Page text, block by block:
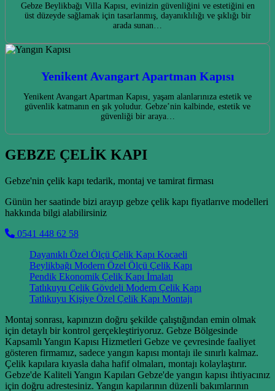
Gebze Beylikbağı Villa Kapısı, evinizin güvenliğini ve estetiğini en
üst düzeyde sağlamak için tasarlanmış, dayanıklılığı ve şıklığı bir
arada sunan…
Yenikent Avangart Apartman Kapısı
Yenikent Avangart Apartman Kapısı, yaşam alanlarınıza estetik ve
güvenlik katmanın en şık yoludur. Gebze’nin kalbinde, estetik ve
güvenliği bir araya…
GEBZE ÇELİK KAPI
Gebze'nin çelik kapı tedarik, montaj ve tamirat firması
Günün her saatinde bizi arayıp gebze çelik kapı fiyatlarıve modelleri
hakkında bilgi alabilirsiniz
0541 448 62 58
Dayanıklı Özel Ölçü Çelik Kapı Kocaeli
Beylikbağı Modern Özel Ölçü Çelik Kapı
Pendik Ekonomik Çelik Kapı İmalatı
Tatlıkuyu Çelik Gövdeli Modern Çelik Kapı
Tatlıkuyu Kişiye Özel Çelik Kapı Montajı
Montaj sonrası, kapınızın doğru şekilde çalıştığından emin olmak
için detaylı bir kontrol gerçekleştiriyoruz. Gebze Bölgesinde
Kapsamlı Yangın Kapısı Hizmetleri Gebze ve çevresinde faaliyet
gösteren firmamız, sadece yangın kapısı montajı ile sınırlı kalmaz.
Çelik kapılara kıyasla daha hafif olmaları, montajı kolaylaştırır.
Gebze'de Kaliteli Yangın Kapıları Gebze'de yangın kapısı ihtiyacınız
için doğru adrestesiniz. Yangın kapılarının düzenli bakımlarının